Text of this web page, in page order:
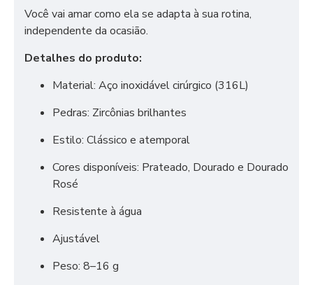
Você vai amar como ela se adapta à sua rotina,
independente da ocasião.
Detalhes do produto:
Material: Aço inoxidável cirúrgico (316L)
Pedras: Zircônias brilhantes
Estilo: Clássico e atemporal
Cores disponíveis: Prateado, Dourado e Dourado
Rosé
Resistente à água
Ajustável
Peso: 8–16 g